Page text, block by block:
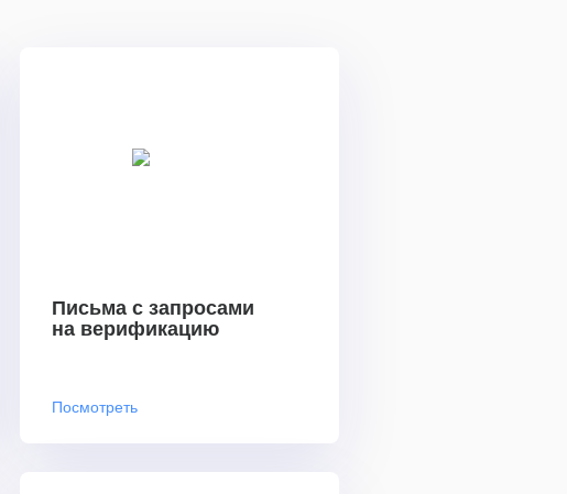
Письма с запросами
на верификацию
Посмотреть